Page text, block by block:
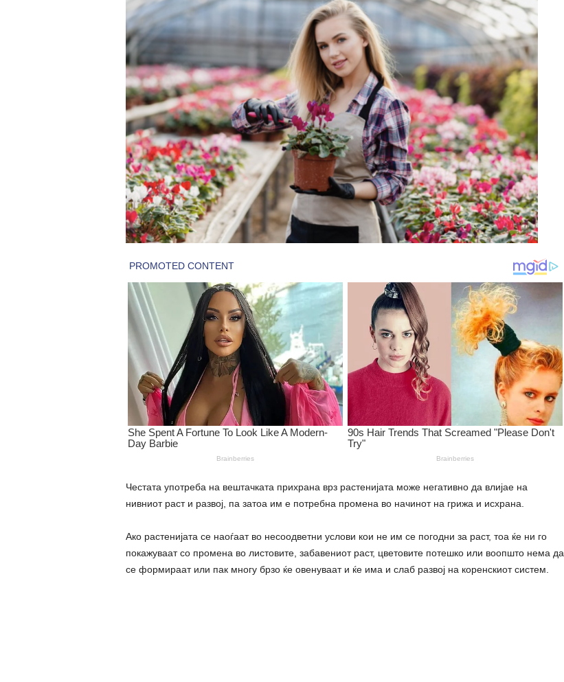
Честата употреба на вештачката прихрана врз растенијата може негативно да влијае на
нивниот раст и развој, па затоа им е потребна промена во начинот на грижа и исхрана.
Ако растенијата се наоѓаат во несоодветни услови кои не им се погодни за раст, тоа ќе ни го
покажуваат со промена во листовите, забавениот раст, цветовите потешко или воопшто нема да
се формираат или пак многу брзо ќе овенуваат и ќе има и слаб развој на коренскиот систем.